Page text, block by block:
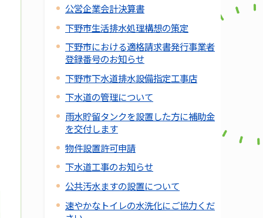
公営企業会計決算書
下野市生活排水処理構想の策定
下野市における適格請求書発行事業者
登録番号のお知らせ
下野市下水道排水設備指定工事店
下水道の管理について
雨水貯留タンクを設置した方に補助金
を交付します
物件設置許可申請
下水道工事のお知らせ
公共汚水ますの設置について
速やかなトイレの水洗化にご協力くだ